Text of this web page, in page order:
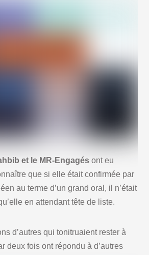
et le MR-Engagés ont eu
que si elle était confirmée par
au terme d’un grand oral, il n’était
en attendant tête de liste.
d’autres qui tonitruaient rester à
deux fois ont répondu à d’autres